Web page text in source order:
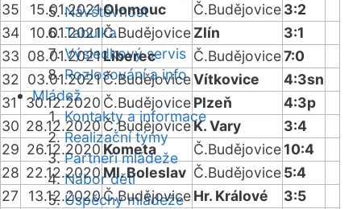
Návštěvnost
Tabulka
Výsledkový servis
Rozlosování a info
Mládež
Kontakty a informace
Realizační týmy
Partneři mládeže
Nábor dětí
Úspěchy mládeže
35
15.01.2021Olomouc Č.Budějovice3:2
34
10.01.2021Č.BudějoviceZlín
3:1
33 08.01.2021Liberec Č.Budějovice7:0
32 03.01.2021Č.BudějoviceVítkovice
4:3sn
31
30.12.2020 Č.BudějovicePlzeň
4:3p
30 28.12.2020Č.BudějoviceK. Vary
3:4
29 26.12.2020 Kometa Č.Budějovice10:4
28 22.12.2020 Ml. Boleslav Č.Budějovice5:4
27
13.12.2020Č.BudějoviceHr. Králové
3:5